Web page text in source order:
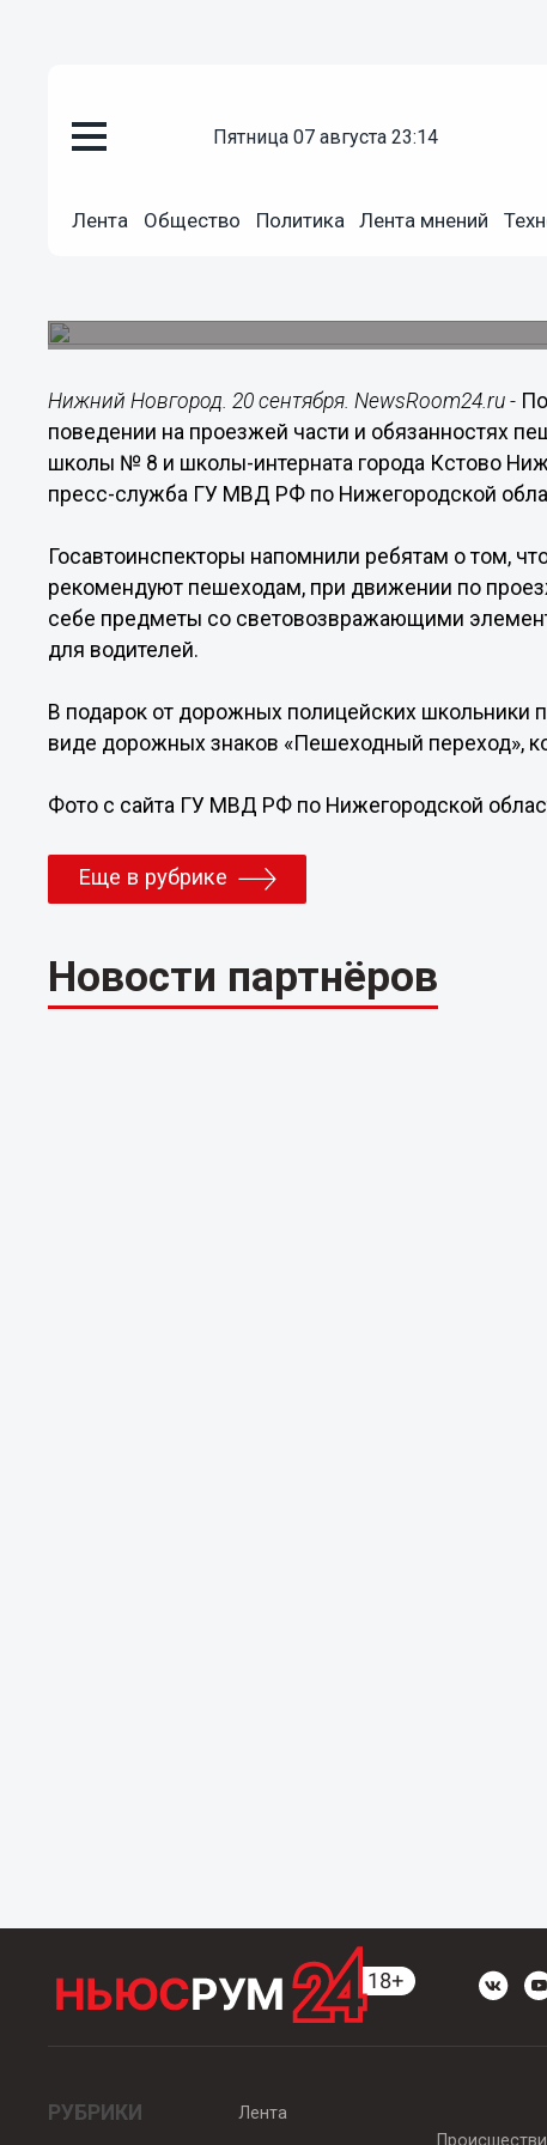
пятница 07 августа 23:14
Лента Общество Политика Лента мнений
Акция «Засветись» проходит в
Нижний Новгород. 20 сентября. NewsRoom24.ru -
поведении на проезжей части и обязанностях
школы № 8 и школы-интерната города Кстово
пресс-служба ГУ МВД РФ по Нижегородской
Госавтоинспекторы напомнили ребятам о том,
рекомендуют пешеходам, при движении по
себе предметы со световозвражающими
для водителей.
В подарок от дорожных полицейских
виде дорожных знаков «Пешеходный переход»,
Фото с сайта ГУ МВД РФ по Нижегородской
Еще в рубрике
Новости партнёров
РУБРИКИ
Лента